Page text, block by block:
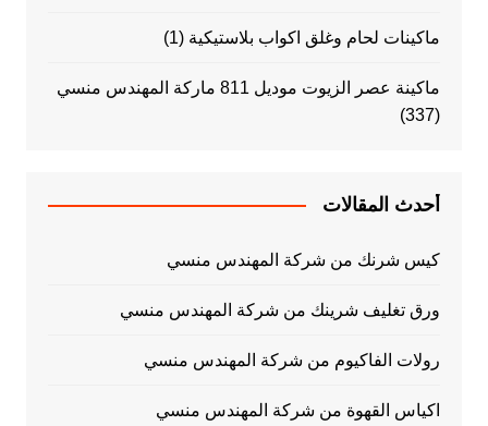
ماكينات لحام وغلق اكواب بلاستيكية (1)
ماكينة عصر الزيوت موديل 811 ماركة المهندس منسي
(337)
أحدث المقالات
كيس شرنك من شركة المهندس منسي
ورق تغليف شرينك من شركة المهندس منسي
رولات الفاكيوم من شركة المهندس منسي
اكياس القهوة من شركة المهندس منسي